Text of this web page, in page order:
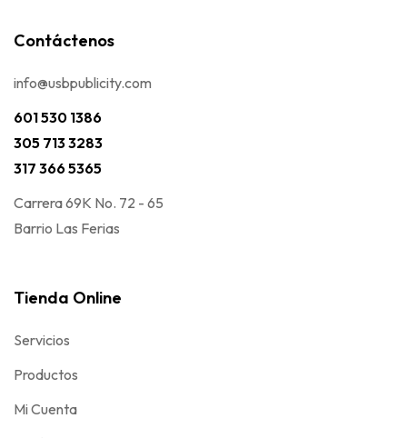
Contáctenos
info@usbpublicity.com
601 530 1386
305 713 3283
317 366 5365
Carrera 69K No. 72 - 65
Barrio Las Ferias
Tienda Online
Servicios
Productos
Mi Cuenta